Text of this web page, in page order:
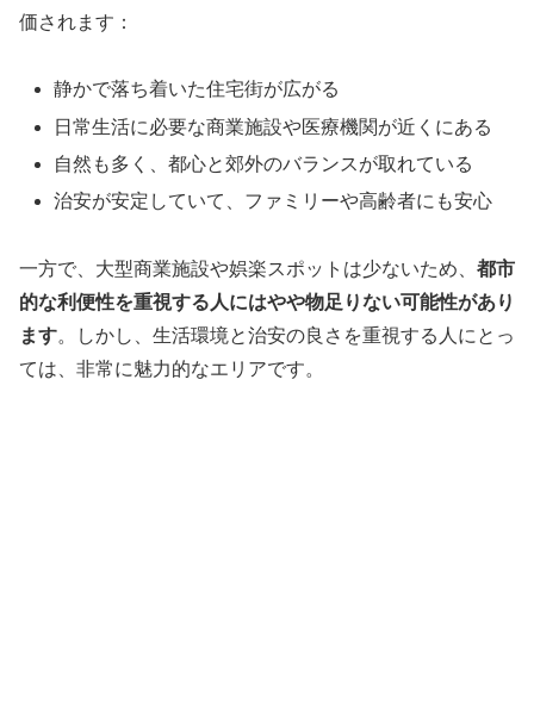
価されます：
静かで落ち着いた住宅街が広がる
日常生活に必要な商業施設や医療機関が近くにある
自然も多く、都心と郊外のバランスが取れている
治安が安定していて、ファミリーや高齢者にも安心
一方で、大型商業施設や娯楽スポットは少ないため、 都市
的な利便性を重視する人にはやや物足りない可能性があり
ます。しかし、生活環境と治安の良さを重視する人にとっ
ては、非常に魅力的なエリアです。